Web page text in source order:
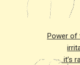
Power of
it’s